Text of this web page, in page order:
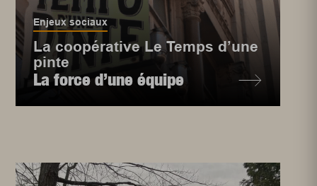
Enjeux sociaux
La coopérative Le Temps d’une
pinte
La force d’une équipe